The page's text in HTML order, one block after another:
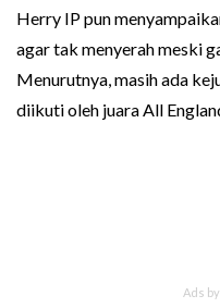
Herry IP pun
agar tak menyerah meski
Menurutnya, masih ada
diikuti oleh juara All